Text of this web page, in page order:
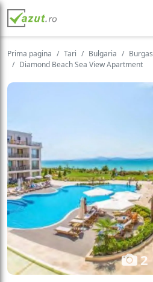
Prima pagina Tari Bulgaria
Burgas
Diamond Beach Sea View Apartment
2